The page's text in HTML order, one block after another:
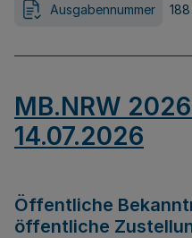
Ausgabennummer 188
MB.NRW
14.07.2026
Öffentliche
öffentliche